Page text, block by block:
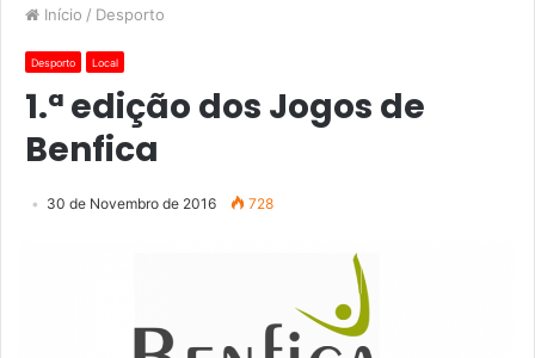
Início / Desporto
Desporto Local
1.ª edição dos Jogos de
Benfica
30 de Novembro de 2016 728